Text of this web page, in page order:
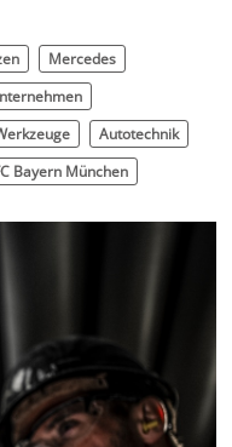
Mercedes
Autotechnik
Bayern München